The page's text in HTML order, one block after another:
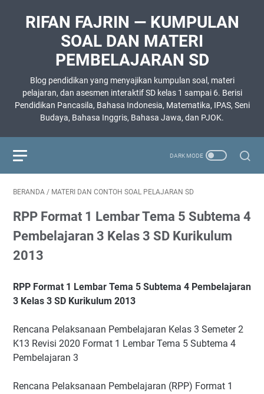
RIFAN FAJRIN — KUMPULAN
SOAL DAN MATERI
PEMBELAJARAN SD
Blog pendidikan yang menyajikan kumpulan soal, materi
pelajaran, dan asesmen interaktif SD kelas 1 sampai 6. Berisi
Pendidikan Pancasila, Bahasa Indonesia, Matematika, IPAS, Seni
Budaya, Bahasa Inggris, Bahasa Jawa, dan PJOK.
BERANDA / MATERI DAN CONTOH SOAL PELAJARAN SD
RPP Format 1 Lembar Tema 5 Subtema 4
Pembelajaran 3 Kelas 3 SD Kurikulum
2013
RPP Format 1 Lembar Tema 5 Subtema 4 Pembelajaran
3 Kelas 3 SD Kurikulum 2013
Rencana Pelaksanaan Pembelajaran Kelas 3 Semeter 2
K13 Revisi 2020 Format 1 Lembar Tema 5 Subtema 4
Pembelajaran 3
Rencana Pelaksanaan Pembelajaran (RPP) Format 1